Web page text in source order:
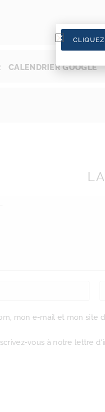
CALENDRIER GOOGLE
mon e-mail et mon site
vous à notre lettre